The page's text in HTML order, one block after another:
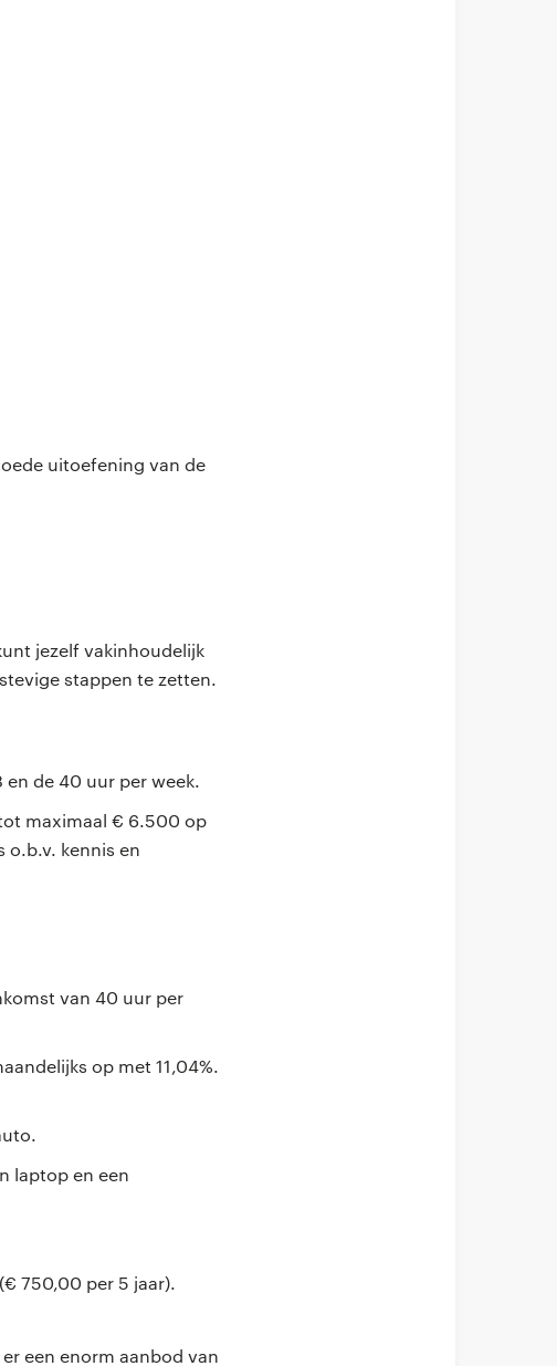
uitoefening van de
jezelf vakinhoudelijk
stappen te zetten.
de 40 uur per week.
maximaal € 6.500 op
o.b.v. kennis en
van 40 uur per
op met 11,04%.
laptop en een
750,00 per 5 jaar).
een enorm aanbod van